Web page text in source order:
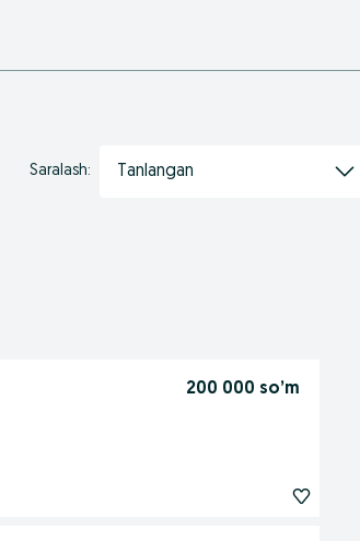
Saralash: Tanlangan
200 000 so’m